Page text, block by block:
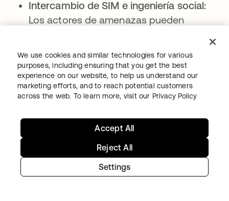
Intercambio de SIM e ingeniería social:
Los actores de amenazas pueden
transfieran un número de teléfono a una
nueva tarjeta SIM que controlan,
obteniendo acceso a todos las OTP
basados en SMS. Este vector de ataque
con actores maliciosos que explotan los
procesos de servicio al cliente del
Toma de control de cuentas a través de
We use cookies and similar technologies for various
purposes, including ensuring that you get the best
experience on our website, to help us understand our
marketing efforts, and to reach potential customers
across the web. To learn more, visit our Privacy Policy
Settings
Reject All
Accept All